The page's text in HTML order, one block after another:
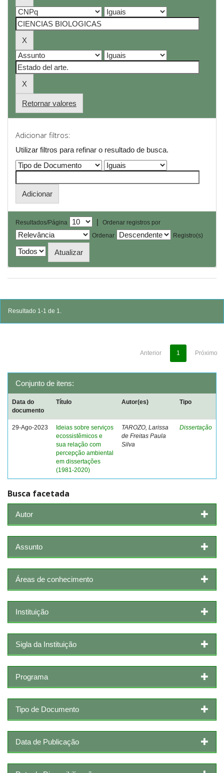
Retornar valores
Adicionar filtros:
Utilizar filtros para refinar o resultado de busca.
Resultados/Página |
Ordenar registros por
Ordenar
Registro(s)
Resultado 1-1 de 1.
Anterior 1 Próximo
Conjunto de itens:
Data do
documento
Título Autor(es) Tipo
29-Ago-2023
Ideias sobre serviços
ecossistêmicos e
sua relação com
percepção ambiental
em dissertações
(1981-2020)
TAROZO, Larissa
de Freitas Paula
Silva
Dissertação
Busca facetada
Autor
Assunto
Áreas de conhecimento
Instituição
Sigla da Instituição
Programa
Tipo de Documento
Data de Publicação